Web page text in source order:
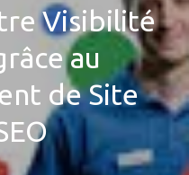
Visibilité
au
de Site